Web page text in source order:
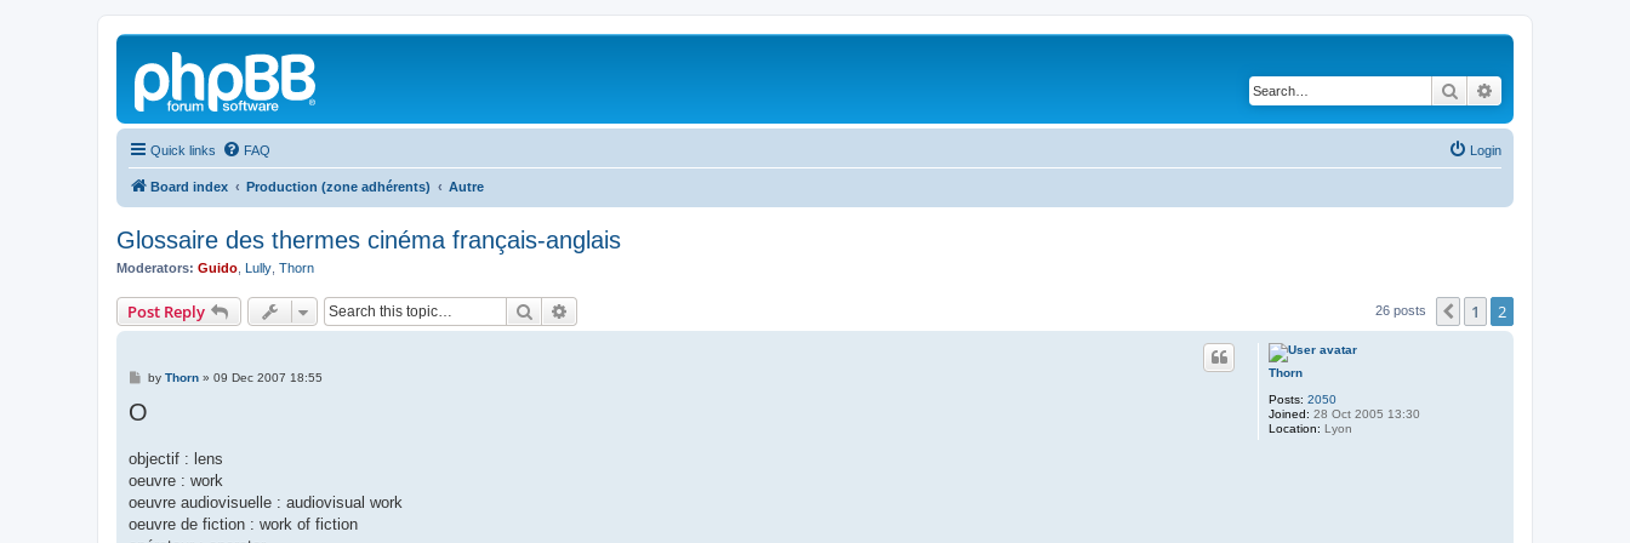
Search
Quick links FAQ Login
Board index Production (zone adhérents) Autre
Glossaire des thermes cinéma français-anglais
Moderators: Guido Lully Thorn
Post Reply Search 26 posts Previous
1 2
Thorn
Posts: 2050
Joined: 28 Oct 2005 13:30
Location: Lyon
P
s
t
by Thorn» 09 Dec 2007 18:55
O
objectif : lens
oeuvre : work
oeuvre audiovisuelle : audiovisual work
oeuvre de fiction : work of fiction